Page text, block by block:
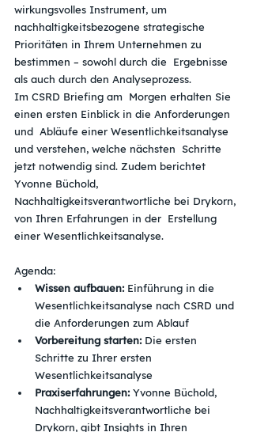
wirkungsvolles Instrument, um
nachhaltigkeitsbezogene strategische
Prioritäten in Ihrem Unternehmen zu
bestimmen – sowohl durch die  Ergebnisse
als auch durch den Analyseprozess.
Im CSRD Briefing am  Morgen erhalten Sie
einen ersten Einblick in die Anforderungen
und  Abläufe einer Wesentlichkeitsanalyse
und verstehen, welche nächsten  Schritte
jetzt notwendig sind. Zudem berichtet
Yvonne Büchold,
Nachhaltigkeitsverantwortliche bei Drykorn,
von Ihren Erfahrungen in der  Erstellung
einer Wesentlichkeitsanalyse.
Agenda:
Wissen aufbauen: Einführung in die
Wesentlichkeitsanalyse nach CSRD und
die Anforderungen zum Ablauf
Vorbereitung starten: Die ersten
Schritte zu Ihrer ersten
Wesentlichkeitsanalyse
Praxiserfahrungen: Yvonne Büchold,
Nachhaltigkeitsverantwortliche bei
Drykorn, gibt Insights in Ihren